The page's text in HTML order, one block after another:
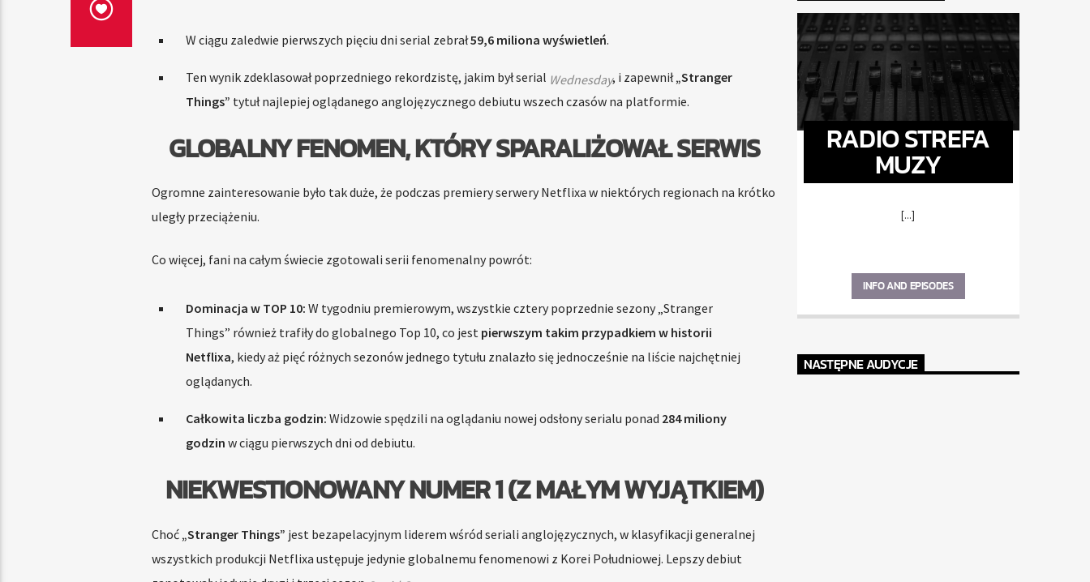
W ciągu zaledwie pierwszych pięciu dni serial zebrał59,6 miliona wyświetleń.
Ten wynik zdeklasował poprzedniego rekordzistę, jakim był serial Wednesday, i zapewnił„Stranger
Things” tytuł najlepiej oglądanego anglojęzycznego debiutu wszech czasów na platformie.
GLOBALNY FENOMEN, KTÓRY SPARALIŻOWAŁ SERWIS
Ogromne zainteresowanie było tak duże, że podczas premiery serwery Netflixa w niektórych regionach na krótko
uległy przeciążeniu.
Co więcej, fani na całym świecie zgotowali serii fenomenalny powrót:
Dominacja w TOP 10: W tygodniu premierowym, wszystkie cztery poprzednie sezony „Stranger
Things” również trafiły do globalnego Top 10, co jest pierwszym takim przypadkiem w historii
Netflixa, kiedy aż pięć różnych sezonów jednego tytułu znalazło się jednocześnie na liście najchętniej
oglądanych.
Całkowita liczba godzin: Widzowie spędzili na oglądaniu nowej odsłony serialu ponad 284 miliony
godzin w ciągu pierwszych dni od debiutu.
NIEKWESTIONOWANY NUMER 1 (Z MAŁYM WYJĄTKIEM)
Choć „Stranger Things” jest bezapelacyjnym liderem wśród seriali anglojęzycznych, w klasyfikacji generalnej
wszystkich produkcji Netflixa ustępuje jedynie globalnemu fenomenowi z Korei Południowej. Lepszy debiut
RADIO STREFA
MUZY
[...]
INFO AND EPISODES
NASTĘPNE AUDYCJE